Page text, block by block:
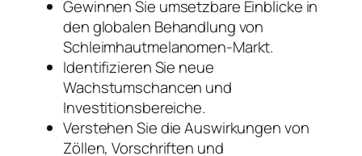
Gewinnen Sie umsetzbare Einblicke in
den globalen Behandlung von
Schleimhautmelanomen-Markt.
Identifizieren Sie neue
Wachstumschancen und
Investitionsbereiche.
Verstehen Sie die Auswirkungen von
Zöllen, Vorschriften und